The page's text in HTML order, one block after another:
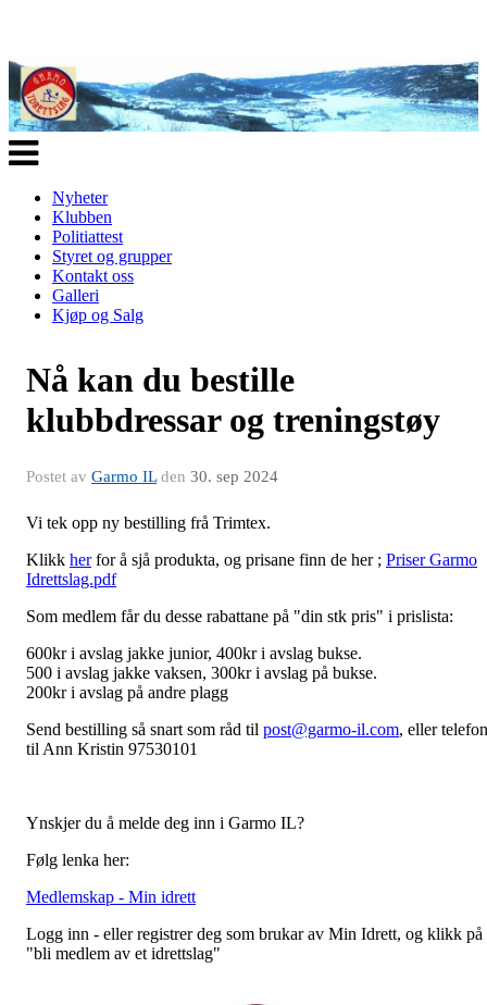
Veksle
navigasjon
Nyheter
Klubben
Politiattest
Styret og grupper
Kontakt oss
Galleri
Kjøp og Salg
Nå kan du bestille
klubbdressar og treningstøy
Postet av Garmo ILden 30. sep 2024
Vi tek opp ny bestilling frå Trimtex.
Klikk herfor å sjå produkta, og prisane finn de her ; Priser Garmo
Idrettslag.pdf
Som medlem får du desse rabattane på "din stk pris" i prislista:
600kr i avslag jakke junior, 400kr i avslag bukse.
500 i avslag jakke vaksen, 300kr i avslag på bukse.
200kr i avslag på andre plagg
Send bestilling så snart som råd til post@garmo-il.com, eller telefon
til Ann Kristin 97530101
Ynskjer du å melde deg inn i Garmo IL?
Følg lenka her:
Medlemskap - Min idrett
Logg inn - eller registrer deg som brukar av Min Idrett, og klikk på
"bli medlem av et idrettslag"